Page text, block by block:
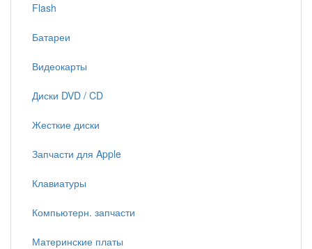
Flash
Батареи
Видеокарты
Диски DVD / CD
Жесткие диски
Запчасти для Apple
Клавиатуры
Компьютерн. запчасти
Материнские платы